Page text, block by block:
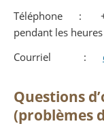
Téléphone :
pendant les
Courriel :
Questions
(problèmes